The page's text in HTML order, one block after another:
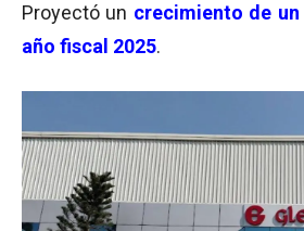
Proyectó un crecimiento de
año fiscal 2025.